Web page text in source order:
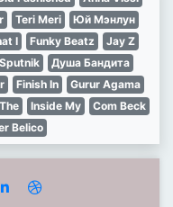
Teri Meri
Юй Мэнлун
I Funky Beatz
Jay Z
Душа Бандита
Finish In
Gurur Agama
Inside My
Com Beck
Belico